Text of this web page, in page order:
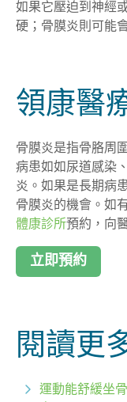
如果它壓迫到神經
硬；骨膜炎則可能
領康醫
骨膜炎是指骨胳周
病患如如尿道感染
炎。如果是長期病
骨膜炎的機會。如
體康診所預約，向
立即預約
閱讀更
運動能舒緩坐